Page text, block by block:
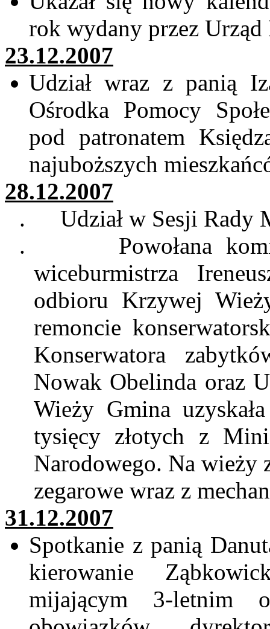
rok wydany przez
23.12.2007
Udział wraz z panią
Ośrodka Pomocy
pod patronatem
najuboższych
28.12.2007
.
Udział w Sesji Rady
.
Powołana
wiceburmistrza
odbioru Krzywej
remoncie
Konserwatora
Nowak Obelinda oraz
Wieży Gmina
tysięcy złotych z
Narodowego. Na wieży
zegarowe wraz z
31.12.2007
Spotkanie z panią
kierowanie
mijającym 3-letnim